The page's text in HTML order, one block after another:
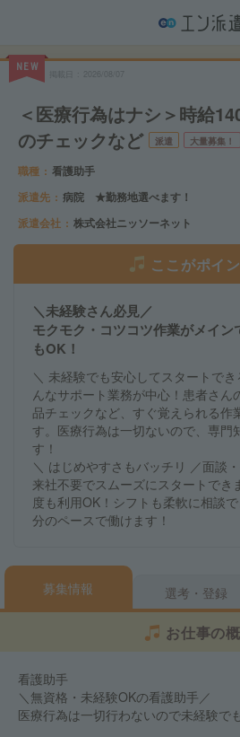
NEW
＜医療行為はナシ＞時給
のチェックなど
派遣 大量募集！
職種
看護助手
派遣先
病院 ★勤務地選べます！
派遣会社
株式会社ニッソーネット
ここがポイ
＼未経験さん必見／
モクモク・コツコツ作業がメイ
もOK！
＼ 未経験でも安心してスタートで
んなサポート業務が中心！患者さん
品チェックなど、すぐ覚えられる作
す。医療行為は一切ないので、専門
す！
＼ はじめやすさもバッチリ ／面談
来社不要でスムーズにスタートでき
度も利用OK！シフトも柔軟に相談
分のペースで働けます！
募集情報 選考・登録
お仕事の
看護助手
＼無資格・未経験OKの看護助手／
医療行為は一切行わないので未経験で